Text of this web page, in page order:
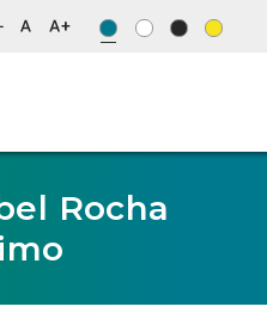
Rocha